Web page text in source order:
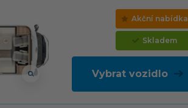
Akční nabídka
Skladem
Vybrat vozidlo